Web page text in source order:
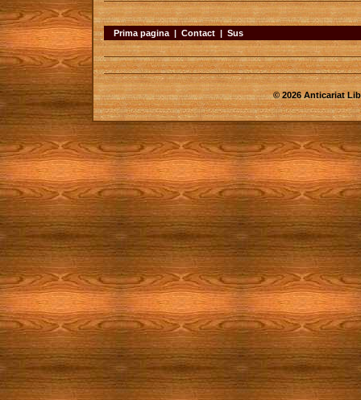
Prima pagina | Contact | Sus
© 2026 Anticariat